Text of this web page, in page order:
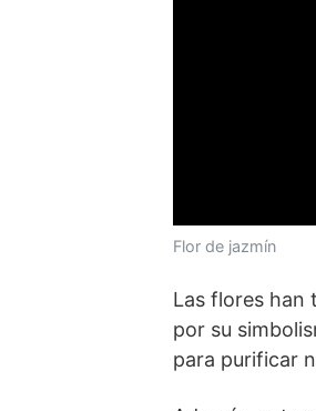
Flor de jazmín
Las flores han
por su
para purificar